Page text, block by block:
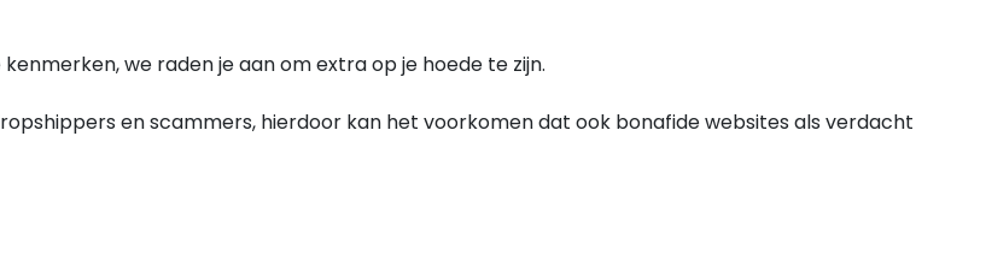
we raden je aan om extra op je hoede te zijn.
en scammers, hierdoor kan het voorkomen dat ook bonafide websites als verdacht